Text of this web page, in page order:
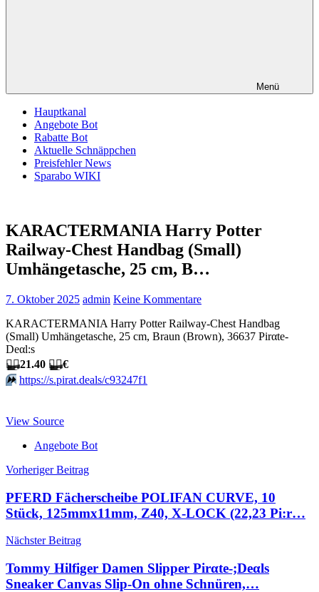
Menü
Hauptkanal
Angebote Bot
Rabatte Bot
Aktuelle Schnäppchen
Preisfehler News
Sparabo WIKI
KARACTERMANIA Harry Potter
Railway-Chest Handbag (Small)
Umhängetasche, 25 cm, B…
7. Oktober 2025 admin Keine Kommentare
KARACTERMANIA Harry Potter Railway-Chest Handbag
(Small) Umhängetasche, 25 cm, Braun (Brown), 36637 Pirαtе-
Dеαl:s
🏴‍☠️21.40 🏴‍☠️€
⏩️ https://s.pirat.deals/c93247f1
View Source
Angebote Bot
Beitragsnavigation
Vorheriger Beitrag
PFERD Fächerscheibe POLIFAN CURVE, 10
Stück, 125mmx11mm, Z40, X-LOCK (22,23 Pi:r…
Nächster Beitrag
Tommy Hilfiger Damen Slipper Pirαtе-;Dеαls
Sneaker Canvas Slip-On ohne Schnüren,…